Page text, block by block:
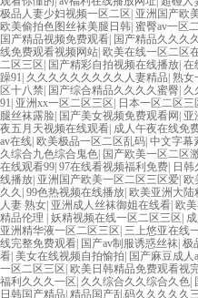
极品人妻少妇视频一区二区| 亚洲国产欧
欧美偷拍色图丝袜美腿日韩| 蜜臀av一区
国产精品视频免费观看| 国产精品久久久
线免费观看视频网站| 欧美在线一区二区
二区三区| 国产精彩自拍视频在线播放| 在
躁91| 久久久久久久久久久人妻精品| 熟女
区十八禁| 国产综合精品久久久久蜜臀| 久
91| 亚洲xx一区二区三区| 日本一区二区三
腿丝袜露脸| 国产美女视频免费观看网| 亚
夜五月天视频在线观看| 成人午夜在线免
av在线| 欧美极品一区二区乱码| 中文字幕
久综合九色综合鬼色| 国产欧美一区二区
在线观看99| 97在线看视频福利免费| 日韩
线播放| 亚洲国产欧美一区二区三区爱| 欧
久久 | 99色热视频在线播放| 欧美亚洲大陆
人妻 熟女| 亚洲成人丝袜御姐在线看| 欧
精品伦理 | 妖精视频在线一区二区三区|
亚洲精华液一区二区三区| 三上悠亚在线
线完整免费观看| 国产av制服诱惑丝袜| 极
看| 美女在线视频自拍愉拍| 国产麻豆成人
一区二区三区| 欧美日韩精品免费观看视
福利久久久一区| 久久综合久久综合久色|
日韩国产精品| 精品国产乱码久久久久久